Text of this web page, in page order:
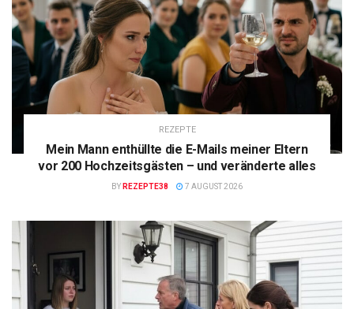
REZEPTE
Mein Mann enthüllte die E-Mails meiner Eltern
vor 200 Hochzeitsgästen – und veränderte alles
BY REZEPTE38 7 AUGUST 2026